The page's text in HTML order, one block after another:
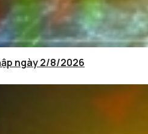
ngày 2/8/2026